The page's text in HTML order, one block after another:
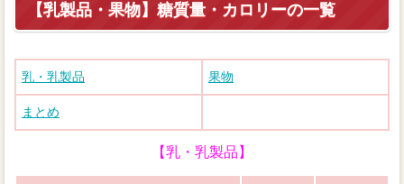
【主食】糖質量・カロリーの一覧
【肉】糖質量・カロリーの一覧
【魚】糖質量・カロリーの一覧
【乳製品・果物】糖質量・カロリーの一覧
乳・乳製品 果物
まとめ
【乳・乳製品】